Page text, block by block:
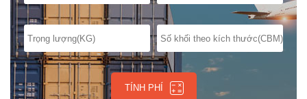
TÍNH PHÍ